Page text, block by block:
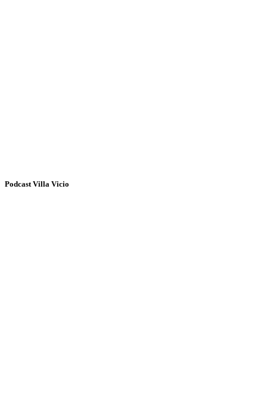
Podcast Villa Vicio